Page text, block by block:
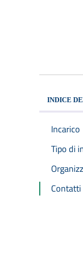
INDICE
Incarico
Tipo di
Contatti